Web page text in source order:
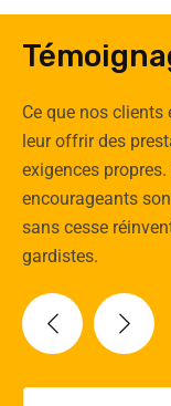
Ce que nos
leur offrir des
exigences
encourageants
sans cesse
gardistes.